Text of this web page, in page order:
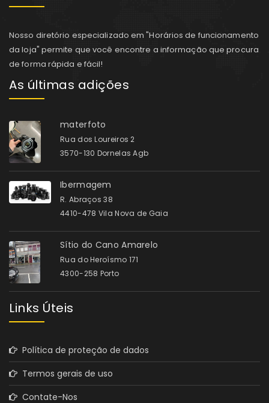
Nosso diretório especializado em "Horários de funcionamento
da loja" permite que você encontre a informação que procura
de forma rápida e fácil!
As últimas adições
materfoto
Rua dos Loureiros 2
3570-130 Dornelas Agb
Ibermagem
R. Abraços 38
4410-478 Vila Nova de Gaia
Sítio do Cano Amarelo
Rua do Heroísmo 171
4300-258 Porto
Links Úteis
Política de proteção de dados
Termos gerais de uso
Contate-Nos